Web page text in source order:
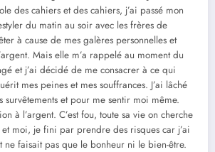
des cahiers et des cahiers, j’ai passé mon
du matin au soir avec les frères de
à cause de mes galères personnelles et
Mais elle m’a rappelé au moment du
et j’ai décidé de me consacrer à ce qui
mes peines et mes souffrances. J’ai lâché
survêtements et pour me sentir moi même.
à l’argent. C’est fou, toute sa vie on cherche
moi, je fini par prendre des risques car j’ai
ne faisait pas que le bonheur ni le bien-être.